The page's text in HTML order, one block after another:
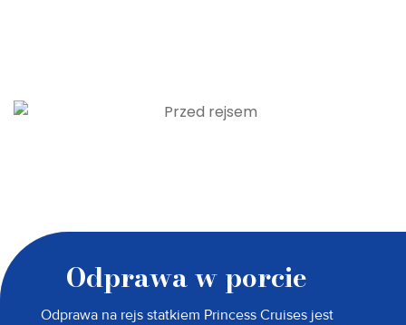
Odprawa w porcie
Odprawa na rejs statkiem Princess Cruises jest